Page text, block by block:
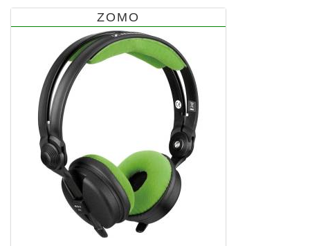
ZOMO